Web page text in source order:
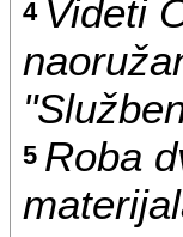
4 Videti
5 Roba